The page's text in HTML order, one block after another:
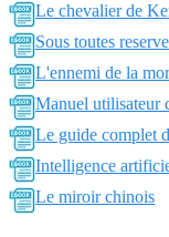
Le chevalier de
Sous toutes
L'ennemi de la
Manuel utilisateur
Le guide complet
Intelligence
Le miroir chinois